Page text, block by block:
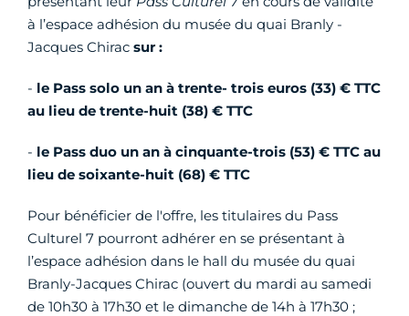
à l’espace adhésion du musée du quai Branly -
Jacques Chirac sur :
- le Pass solo un an à trente- trois euros (33) € TTC
au lieu de trente-huit (38) € TTC
- le Pass duo un an à cinquante-trois (53) € TTC au
lieu de soixante-huit (68) € TTC
Pour bénéficier de l'offre, les titulaires du Pass
Culturel 7 pourront adhérer en se présentant à
l’espace adhésion dans le hall du musée du quai
Branly-Jacques Chirac (ouvert du mardi au samedi
de 10h30 à 17h30 et le dimanche de 14h à 17h30 ;